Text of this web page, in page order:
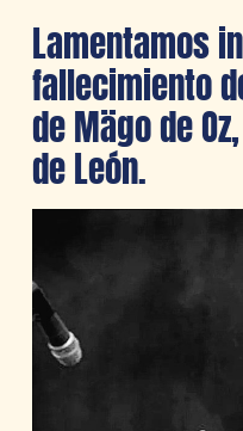
Lamentamos
fallecimiento
de Mägo de
de León.